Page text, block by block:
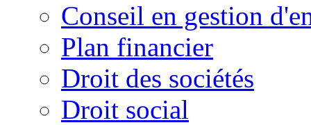
Conseil en gestion
Plan financier
Droit des sociétés
Droit social